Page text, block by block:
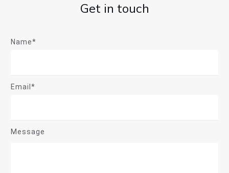
Get in touch
Name*
Email*
Message